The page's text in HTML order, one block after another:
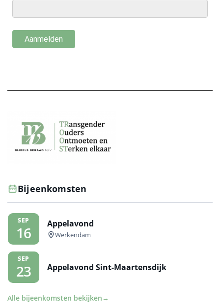
Bijeenkomsten
SEP
16
Appelavond
Werkendam
SEP
23 Appelavond Sint-Maartensdijk
Alle bijeenkomsten bekijken →